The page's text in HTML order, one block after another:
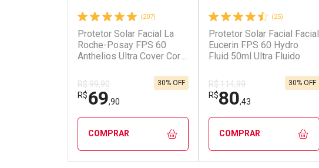
(207)
Protetor Solar Facial La
Roche-Posay FPS 60
Anthelios Ultra Cover Cor
R$ 99,90
R$69,90
30% OFF
COMPRAR
(25)
Protetor Solar Facial Facial
Eucerin FPS 60 Hydro
Fluid 50ml Ultra Fluido
R$ 114,99
R$80,43
30% OFF
COMPRAR